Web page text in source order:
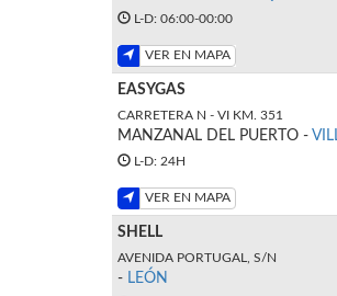
L-D: 06:00-00:00
VER EN MAPA
EASYGAS
CARRETERA N - VI KM. 351
MANZANAL DEL PUERTO -
L-D: 24H
VER EN MAPA
SHELL
AVENIDA PORTUGAL, S/N
- LEÓN